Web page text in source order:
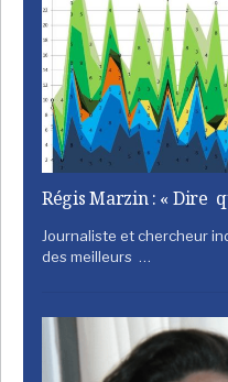
Régis Marzin : « Dire
Journaliste et chercheur
des meilleurs …